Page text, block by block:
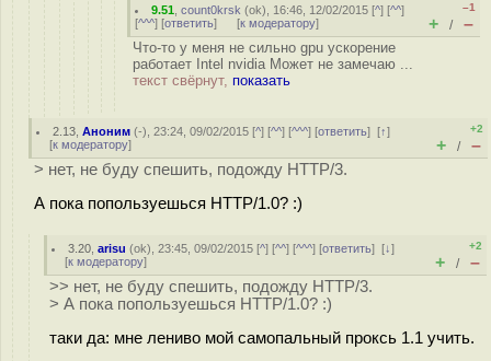
9.51 ,count0krsk (ok), 16:46, 12/02/2015 [^] [^^]
[^^^] [ответить] [к модератору]
–1
+ / –
Что-то у меня не сильно gpu ускорение
работает Intel nvidia Может не замечаю ...
текст свёрнут, показать
2.13 ,Аноним (-), 23:24, 09/02/2015 [^] [^^] [^^^] [ответить][↑]
[к модератору]
+2
+ / –
> нет, не буду спешить, подожду HTTP/3.
А пока попользуешься HTTP/1.0? :)
3.20 ,arisu (ok), 23:45, 09/02/2015 [^] [^^] [^^^] [ответить][↓]
[к модератору]
+2
+ / –
>> нет, не буду спешить, подожду HTTP/3.
> А пока попользуешься HTTP/1.0? :)
таки да: мне лениво мой самопальный проксь 1.1 учить.